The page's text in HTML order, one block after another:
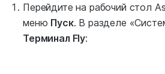
Перейдите на рабочий стол
меню Пуск. В разделе
Терминал Fly: